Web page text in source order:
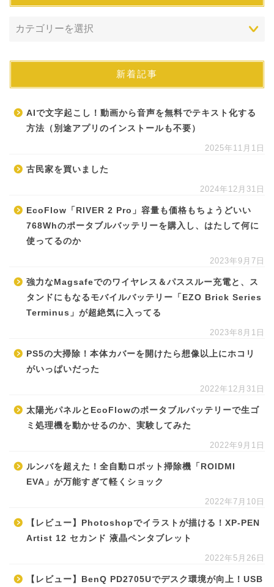
新着記事
AIで文字起こし！動画から音声を無料でテキスト化する
方法（別途アプリのインストールも不要）
2025年11月1日
古民家を買いました
2024年12月31日
EcoFlow「RIVER 2 Pro」容量も価格もちょうどいい
768Whのポータブルバッテリーを購入し、はたして何に
使ってるのか
2023年9月7日
強力なMagsafeでのワイヤレス＆パススルー充電と、ス
タンドにもなるモバイルバッテリー「EZO Brick Series
Terminus」が超絶気に入ってる
2023年8月1日
PS5の大掃除！本体カバーを開けたら想像以上にホコリ
がいっぱいだった
2022年12月31日
太陽光パネルとEcoFlowのポータブルバッテリーで生ゴ
ミ処理機を動かせるのか、実験してみた
2022年9月1日
ルンバを超えた！全自動ロボット掃除機「ROIDMI
EVA」が万能すぎて軽くショック
2022年7月10日
【レビュー】Photoshopでイラストが描ける！XP-PEN
Artist 12 セカンド 液晶ペンタブレット
2022年5月26日
【レビュー】BenQ PD2705Uでデスク環境が向上！USB